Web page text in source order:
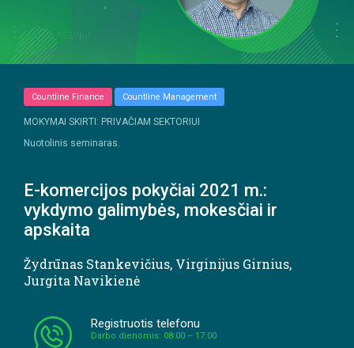
Countline Finance Countline Management
MOKYMAI SKIRTI: PRIVAČIAM SEKTORIUI
Nuotolinis seminaras.
E-komercijos pokyčiai 2021 m.:
vykdymo galimybės, mokesčiai ir
apskaita
Žydrūnas Stankevičius, Virginijus Girnius,
Jurgita Navikienė
Registruotis telefonu
Darbo dienomis: 08:00 – 17:00